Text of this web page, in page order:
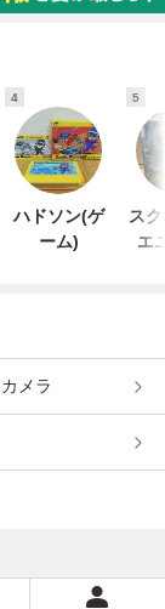
4
ハドソン(ゲ
ーム)
5
ス
エ
メラ